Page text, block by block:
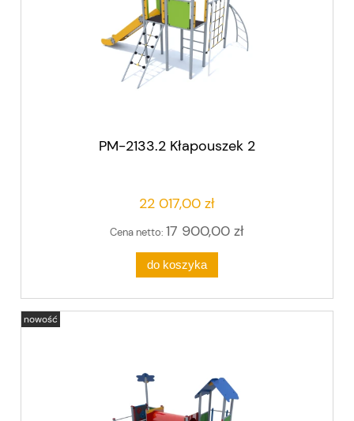
PM-2133.2 Kłapouszek 2
22 017,00 zł
Cena netto: 17 900,00 zł
do koszyka
nowość